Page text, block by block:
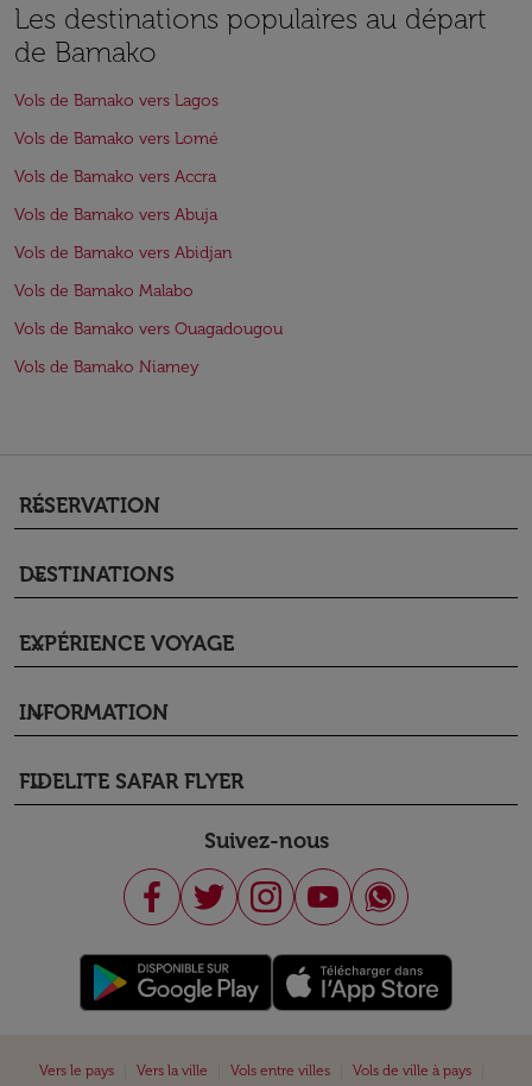
Les destinations populaires au départ
de Bamako
Vols de Bamako vers Lagos
Vols de Bamako vers Lomé
Vols de Bamako vers Accra
Vols de Bamako vers Abuja
Vols de Bamako vers Abidjan
Vols de Bamako Malabo
Vols de Bamako vers Ouagadougou
Vols de Bamako Niamey
RÉSERVATION
keyboard_arrow_down
DESTINATIONS
keyboard_arrow_down
EXPÉRIENCE VOYAGE
keyboard_arrow_down
INFORMATION
keyboard_arrow_down
FIDELITE SAFAR FLYER
keyboard_arrow_down
Suivez-nous
Vers le pays Vers la ville Vols entre villes Vols de ville à pays